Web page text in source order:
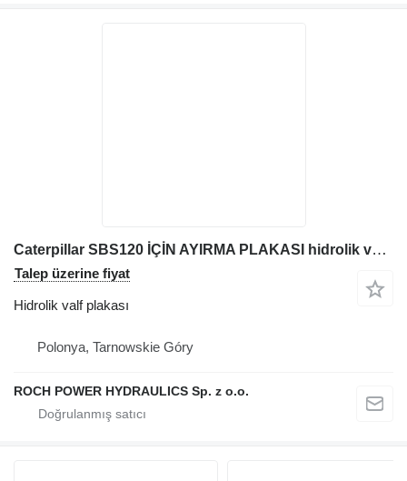
Caterpillar SBS120 İÇİN AYIRMA PLAKASI hidrolik valf plakası
Talep üzerine fiyat
Hidrolik valf plakası
Polonya, Tarnowskie Góry
ROCH POWER HYDRAULICS Sp. z o.o.